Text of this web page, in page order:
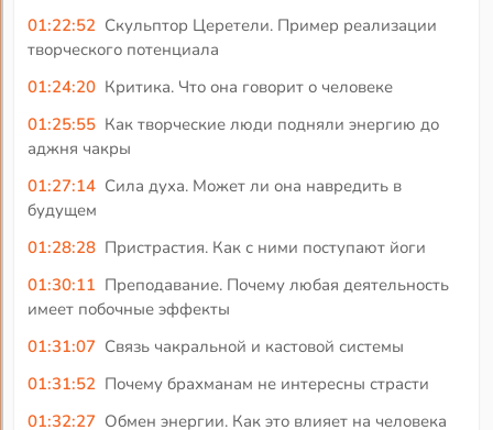
01:22:52 Скульптор Церетели. Пример реализации
творческого потенциала
01:24:20 Критика. Что она говорит о человеке
01:25:55 Как творческие люди подняли энергию до
аджня чакры
01:27:14 Сила духа. Может ли она навредить в
будущем
01:28:28 Пристрастия. Как с ними поступают йоги
01:30:11 Преподавание. Почему любая деятельность
имеет побочные эффекты
01:31:07 Связь чакральной и кастовой системы
01:31:52 Почему брахманам не интересны страсти
01:32:27 Обмен энергии. Как это влияет на человека